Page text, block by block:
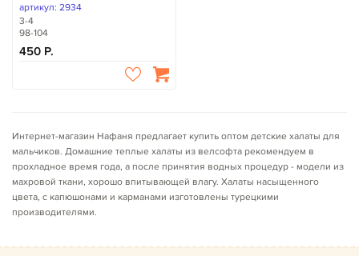
артикул: 2934
3-4
98-104
450
Интернет-магазин Нафаня предлагает купить оптом детские халаты для
мальчиков. Домашние теплые халаты из велсофта рекомендуем в
прохладное время года, а после принятия водных процедур - модели из
махровой ткани, хорошо впитывающей влагу. Халаты насыщенного
цвета, с капюшонами и карманами изготовлены турецкими
производителями.